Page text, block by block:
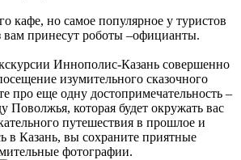
кафе, но самое популярное у туристов
вам принесут роботы –официанты.
Иннополис-Казань совершенно
изумительного сказочного
про еще одну достопримечательность –
которая будет окружать вас
путешествия в прошлое и
в Казань, вы сохраните приятные
фотографии.